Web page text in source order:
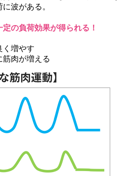
波がある。
の負荷効果が得られる！
増やす
肉が増える